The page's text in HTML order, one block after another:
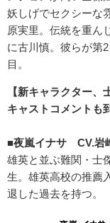
妖しげでセクシーな
原実里。伝統を重ん
に古川慎。彼らが第
目。
【新キャラクター、
キャストコメントも
■夜嵐イナサ CV.岩
雄英と並ぶ難関・士
生。雄英高校の推薦
退した過去を持つ。